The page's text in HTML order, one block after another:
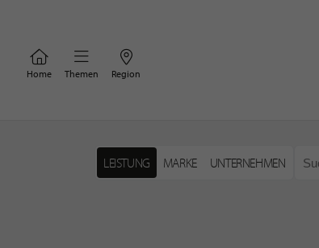
Home Themen Region
LEISTUNG MARKE UNTERNEHMEN